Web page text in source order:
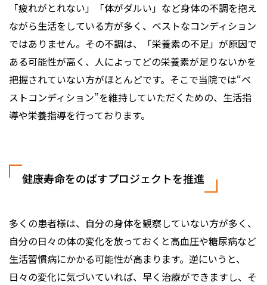
「疲れがとれない」「体がダルい」など身体の不調を抱え
ながら生活をしている方が多く、ベストなコンディション
ではありません。その不調は、「栄養素の不足」が原因で
ある可能性が高く、人によってどの栄養素が足りないかを
把握されていない方がほとんどです。そこで当院では“ベ
ストコンディション”を維持していただくための、生活指
導や栄養指導を行っております。
健康寿命をのばすプロジェクトを推進
多くの患者様は、自分の身体を観察していない方が多く、
自分の日々の体の変化を放っておくと高血圧や糖尿病など
生活習慣病にかかる可能性が高まります。逆にいうと、
日々の変化に気づいていれば、早く治療ができますし、そ